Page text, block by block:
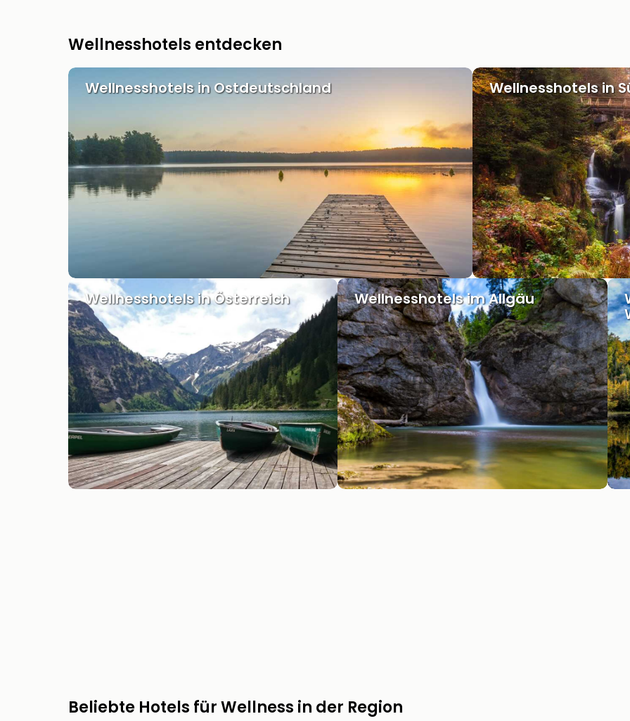
Wellnesshotels entdecken
Wellnesshotels in Ostdeutschland Wellnesshotels in
Wellnesshotels in Österreich Wellnesshotels im Allgäu
Beliebte Hotels für Wellness in der Region